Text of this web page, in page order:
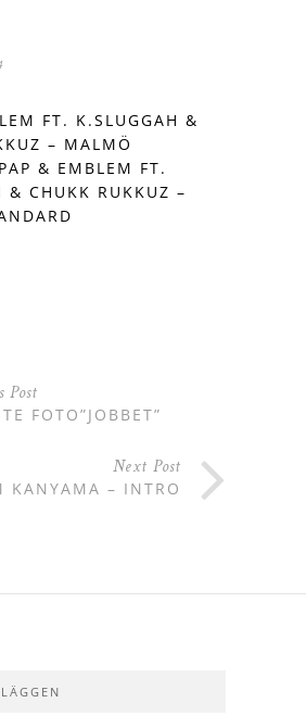
FT. K.SLUGGAH &
– MALMÖ
& EMBLEM FT.
& CHUKK RUKKUZ –
Post
FOTO”JOBBET”
Next Post
KANYAMA – INTRO